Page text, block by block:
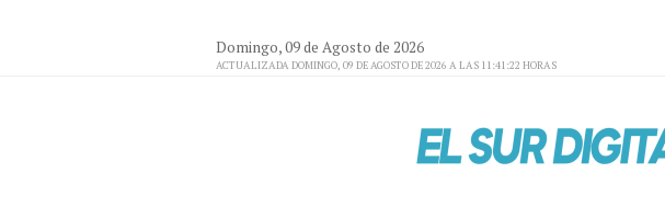
Domingo, 09 de Agosto de 2026
ACTUALIZADA DOMINGO, 09 DE AGOSTO DE 2026 A LAS 11:41:22 HORAS